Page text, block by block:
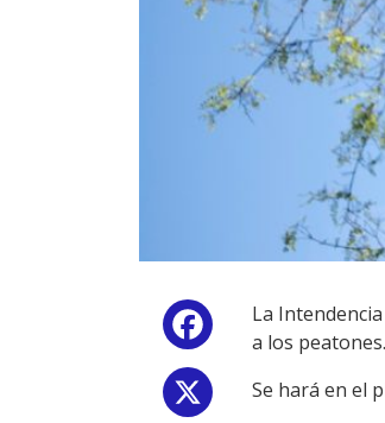
Facebook
La
a los peatones.
Se hará en el